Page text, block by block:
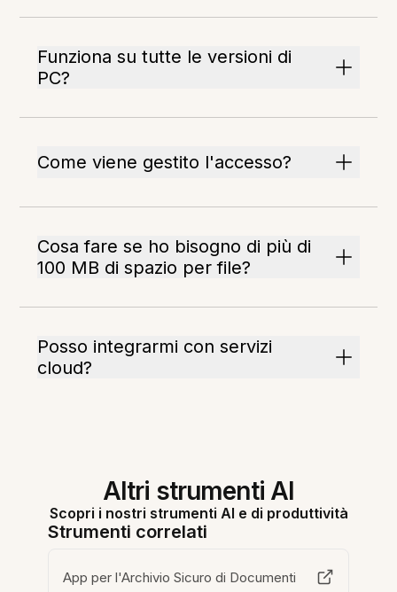
Funziona su tutte le versioni di
PC?
Come viene gestito l'accesso?
Cosa fare se ho bisogno di più di
100 MB di spazio per file?
Posso integrarmi con servizi
cloud?
Altri strumenti AI
Scopri i nostri strumenti AI e di produttività
Strumenti correlati
App per l'Archivio Sicuro di Documenti